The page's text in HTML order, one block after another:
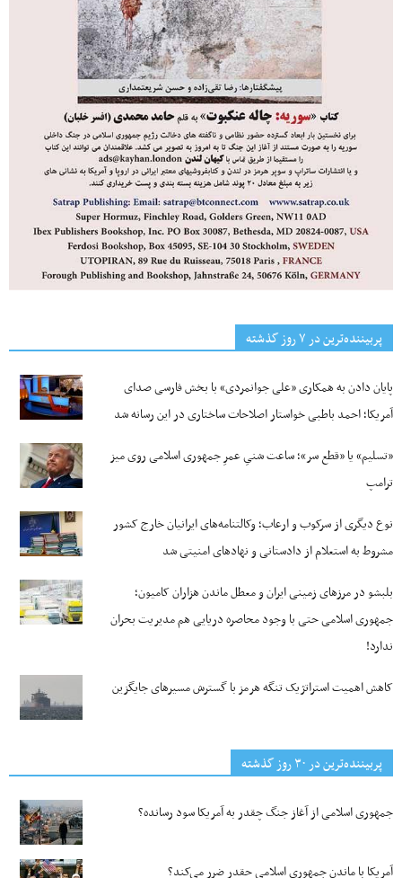
پربیننده‌ترین‌ در ۷ روز گذشته
پایان دادن به همکاری «علی جوانمردی» با بخش فارسی صدای
آمریکا؛ احمد باطبی خواستار اصلاحات ساختاری در این رسانه شد
«تسلیم» یا «قطع سر»؛ ساعت شنیِ عمرِ جمهوری اسلامی روی میز
ترامپ
نوع دیگری از سرکوب و ارعاب؛ وکالتنامه‌های ایرانیان خارج کشور
مشروط به استعلام از دادستانی و نهادهای امنیتی شد
بلبشو در مرزهای زمینی ایران و معطل ماندن هزاران کامیون؛
جمهوری اسلامی حتی با وجود محاصره دریایی هم مدیریت بحران
ندارد!
کاهش اهمیت استراتژیک تنگه‌ هرمز با گسترش مسیرهای جایگزین
پربیننده‌ترین‌ در ۳۰ روز گذشته
جمهوری اسلامی از آغاز جنگ چقدر به آمریکا سود رسانده؟
آمریکا با ماندن جمهوری اسلامی چقدر ضرر می‌کند؟